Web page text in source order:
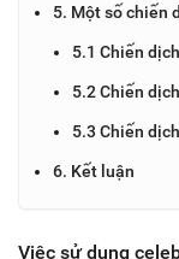
5. Một số chiến
5.1 Chiến
5.2 Chiến
5.3 Chiến
6. Kết luận
Việc sử dụng